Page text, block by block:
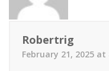
Robertrig
February 21, 2025 at